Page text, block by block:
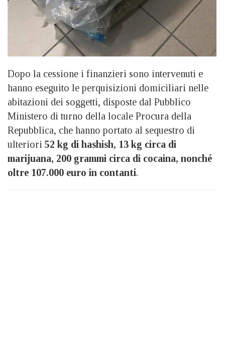
Dopo la cessione i finanzieri sono intervenuti e
hanno eseguito le perquisizioni domiciliari nelle
abitazioni dei soggetti, disposte dal Pubblico
Ministero di turno della locale Procura della
Repubblica, che hanno portato al sequestro di
ulteriori 52 kg di hashish, 13 kg circa di
marijuana, 200 grammi circa di cocaina, nonché
oltre 107.000 euro in contanti.